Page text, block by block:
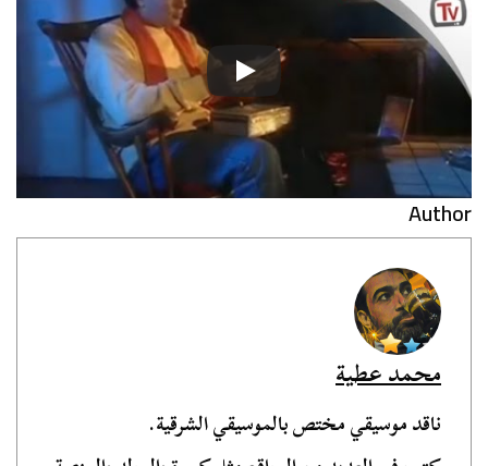
Author
محمد عطية
ناقد موسيقي مختص بالموسيقي الشرقية.